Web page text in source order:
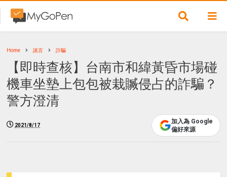
Home 謠言 詐騙
【即時查核】台南市和緯黃昏市場碰
機車坐墊上包包被栽贓侵占的詐騙？
警方澄清
2021/8/17
加入為 Google
偏好來源